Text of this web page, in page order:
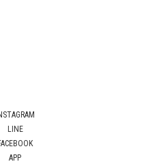
LINE
APP